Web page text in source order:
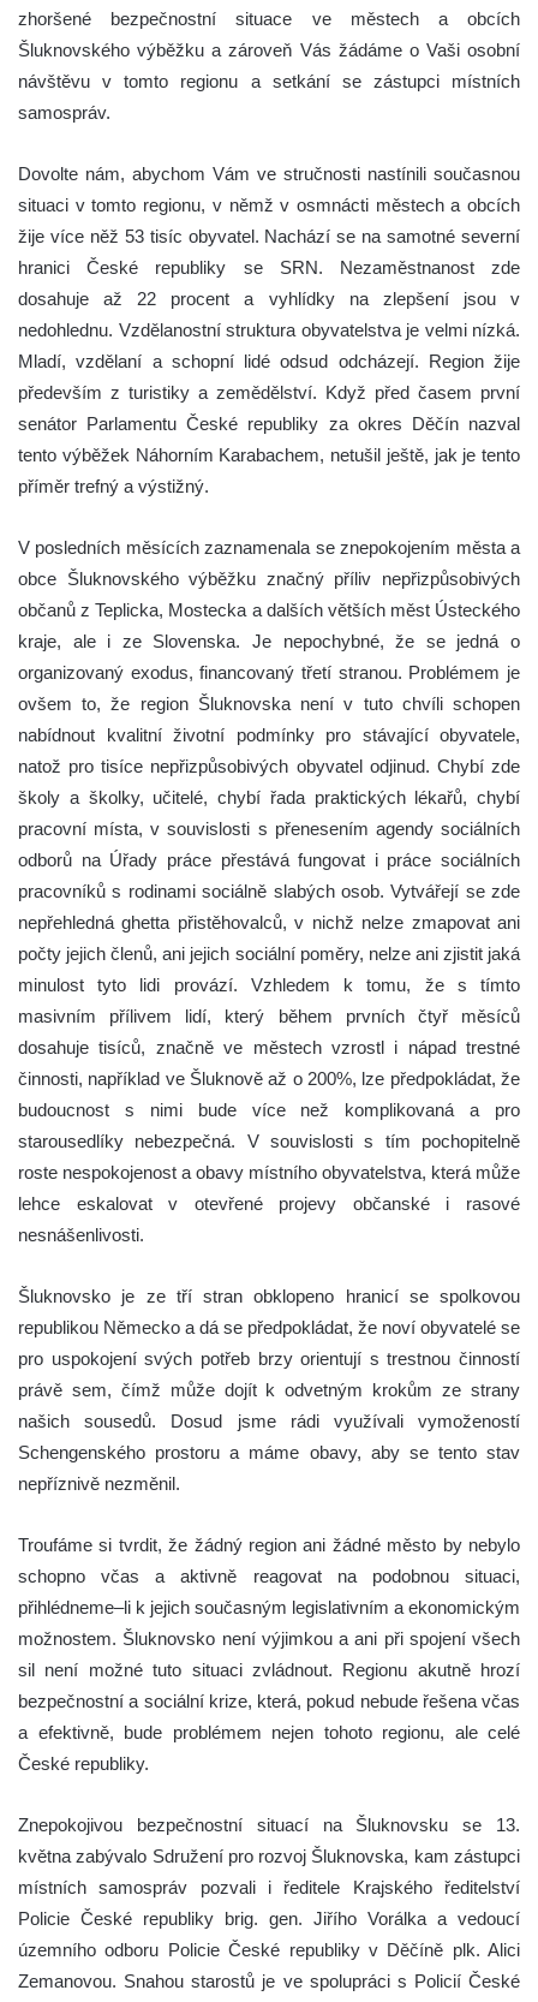
zhoršené bezpečnostní situace ve městech a obcích
Šluknovského výběžku a zároveň Vás žádáme o Vaši osobní
návštěvu v tomto regionu a setkání se zástupci místních
samospráv.
Dovolte nám, abychom Vám ve stručnosti nastínili současnou
situaci v tomto regionu, v němž v osmnácti městech a obcích
žije více něž 53 tisíc obyvatel. Nachází se na samotné severní
hranici České republiky se SRN. Nezaměstnanost zde
dosahuje až 22 procent a vyhlídky na zlepšení jsou v
nedohlednu. Vzdělanostní struktura obyvatelstva je velmi nízká.
Mladí, vzdělaní a schopní lidé odsud odcházejí. Region žije
především z turistiky a zemědělství. Když před časem první
senátor Parlamentu České republiky za okres Děčín nazval
tento výběžek Náhorním Karabachem, netušil ještě, jak je tento
příměr trefný a výstižný.
V posledních měsících zaznamenala se znepokojením města a
obce Šluknovského výběžku značný příliv nepřizpůsobivých
občanů z Teplicka, Mostecka a dalších větších měst Ústeckého
kraje, ale i ze Slovenska. Je nepochybné, že se jedná o
organizovaný exodus, financovaný třetí stranou. Problémem je
ovšem to, že region Šluknovska není v tuto chvíli schopen
nabídnout kvalitní životní podmínky pro stávající obyvatele,
natož pro tisíce nepřizpůsobivých obyvatel odjinud. Chybí zde
školy a školky, učitelé, chybí řada praktických lékařů, chybí
pracovní místa, v souvislosti s přenesením agendy sociálních
odborů na Úřady práce přestává fungovat i práce sociálních
pracovníků s rodinami sociálně slabých osob. Vytvářejí se zde
nepřehledná ghetta přistěhovalců, v nichž nelze zmapovat ani
počty jejich členů, ani jejich sociální poměry, nelze ani zjistit jaká
minulost tyto lidi provází. Vzhledem k tomu, že s tímto
masivním přílivem lidí, který během prvních čtyř měsíců
dosahuje tisíců, značně ve městech vzrostl i nápad trestné
činnosti, například ve Šluknově až o 200%, lze předpokládat, že
budoucnost s nimi bude více než komplikovaná a pro
starousedlíky nebezpečná. V souvislosti s tím pochopitelně
roste nespokojenost a obavy místního obyvatelstva, která může
lehce eskalovat v otevřené projevy občanské i rasové
nesnášenlivosti.
Šluknovsko je ze tří stran obklopeno hranicí se spolkovou
republikou Německo a dá se předpokládat, že noví obyvatelé se
pro uspokojení svých potřeb brzy orientují s trestnou činností
právě sem, čímž může dojít k odvetným krokům ze strany
našich sousedů. Dosud jsme rádi využívali vymožeností
Schengenského prostoru a máme obavy, aby se tento stav
nepříznivě nezměnil.
Troufáme si tvrdit, že žádný region ani žádné město by nebylo
schopno včas a aktivně reagovat na podobnou situaci,
přihlédneme–li k jejich současným legislativním a ekonomickým
možnostem. Šluknovsko není výjimkou a ani při spojení všech
sil není možné tuto situaci zvládnout. Regionu akutně hrozí
bezpečnostní a sociální krize, která, pokud nebude řešena včas
a efektivně, bude problémem nejen tohoto regionu, ale celé
České republiky.
Znepokojivou bezpečnostní situací na Šluknovsku se 13.
května zabývalo Sdružení pro rozvoj Šluknovska, kam zástupci
místních samospráv pozvali i ředitele Krajského ředitelství
Policie České republiky brig. gen. Jiřího Vorálka a vedoucí
územního odboru Policie České republiky v Děčíně plk. Alici
Zemanovou. Snahou starostů je ve spolupráci s Policií České